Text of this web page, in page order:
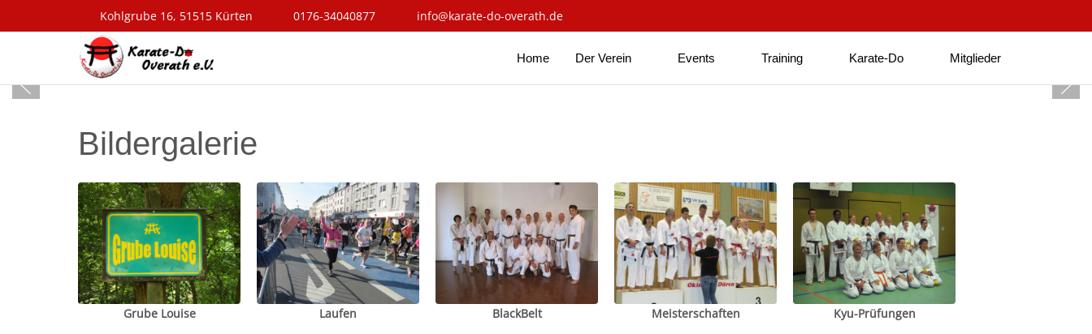
Kohlgrube 16, 51515 Kürten 0176-34040877 info@karate-do-overath.de
Home Der Verein Events Training Karate-Do Mitglieder
Bildergalerie
Grube Louise Laufen BlackBelt Meisterschaften Kyu-Prüfungen